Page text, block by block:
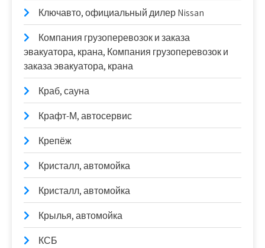
Ключавто, официальный дилер Nissan
Компания грузоперевозок и заказа
эвакуатора, крана, Компания грузоперевозок и
заказа эвакуатора, крана
Краб, сауна
Крафт-М, автосервис
Крепёж
Кристалл, автомойка
Кристалл, автомойка
Крылья, автомойка
КСБ